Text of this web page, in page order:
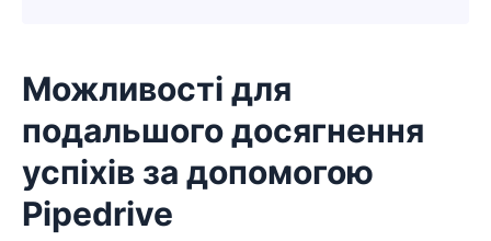
Можливості для
подальшого досягнення
успіхів за допомогою
Pipedrive